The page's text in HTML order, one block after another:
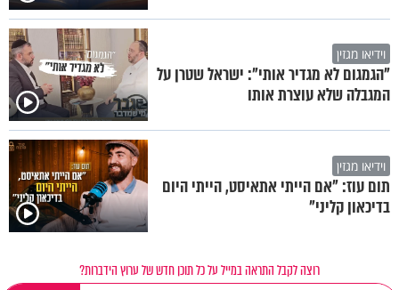
וידיאו מגזין
"הגמגום לא מגדיר אותי": ישראל שטרן על
המגבלה שלא עוצרת אותו
וידיאו מגזין
תום עוז: "אם הייתי אתאיסט, הייתי היום
בדיכאון קליני"
רוצה לקבל התראה במייל על כל תוכן חדש של ערוץ הידברות?